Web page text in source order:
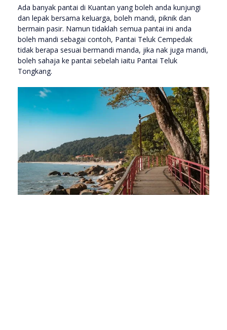
Ada banyak pantai di Kuantan yang boleh anda kunjungi
dan lepak bersama keluarga, boleh mandi, piknik dan
bermain pasir. Namun tidaklah semua pantai ini anda
boleh mandi sebagai contoh, Pantai Teluk Cempedak
tidak berapa sesuai bermandi manda, jika nak juga mandi,
boleh sahaja ke pantai sebelah iaitu Pantai Teluk
Tongkang.